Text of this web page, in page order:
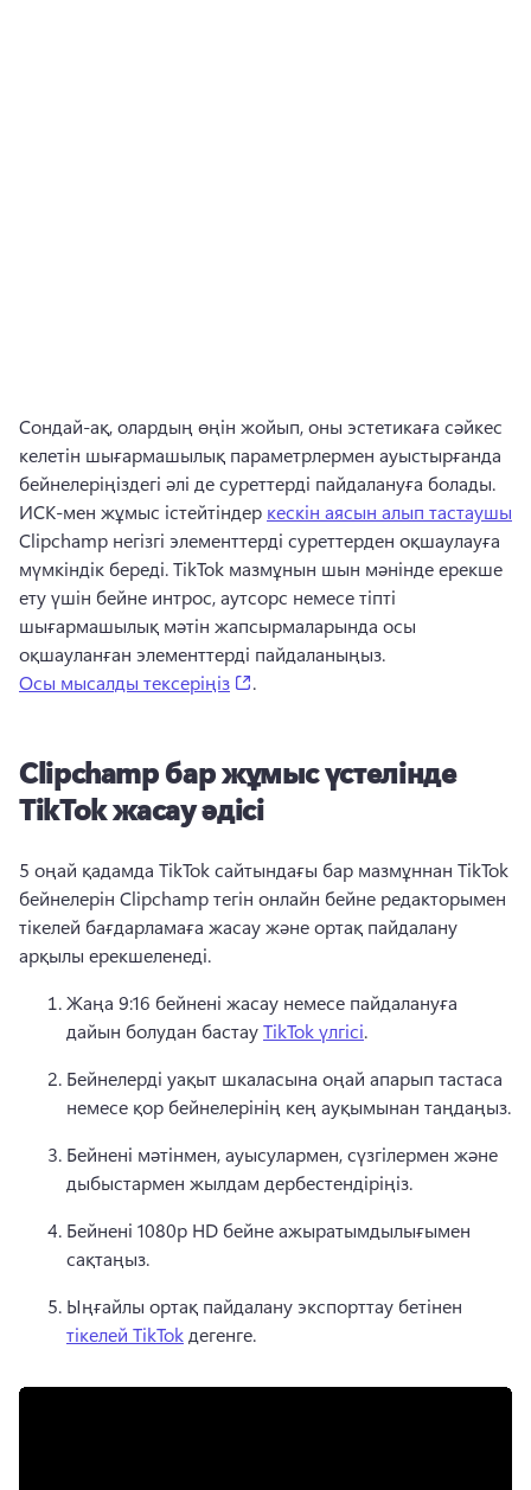
Сондай-ақ, олардың өңін жойып, оны эстетикаға сәйкес
келетін шығармашылық параметрлермен ауыстырғанда
ИСК-мен жұмыс істейтіндер кескін аясын алып тастаушы
Clipchamp негізгі элементтерді суреттерден оқшаулауға
мүмкіндік береді. TikTok мазмұнын шын мәнінде ерекше
ету үшін бейне интрос, аутсорс немесе тіпті
шығармашылық мәтін жапсырмаларында осы
оқшауланған элементтерді пайдаланыңыз.
Осы мысалды тексеріңіз
.
Clipchamp бар жұмыс үстелінде
TikTok жасау әдісі
5 оңай қадамда TikTok сайтындағы бар мазмұннан TikTok
бейнелерін Clipchamp тегін онлайн бейне редакторымен
тікелей бағдарламаға жасау және ортақ пайдалану
арқылы ерекшеленеді.
Жаңа 9:16 бейнені жасау немесе пайдалануға
дайын болудан бастау TikTok үлгісі.
Бейнелерді уақыт шкаласына оңай апарып тастаса
Бейнені мәтінмен, ауысулармен, сүзгілермен және
дыбыстармен жылдам дербестендіріңіз.
Бейнені 1080p HD бейне ажыратымдылығымен
сақтаңыз.
Ыңғайлы ортақ пайдалану экспорттау бетінен
тікелей TikTok дегенге.